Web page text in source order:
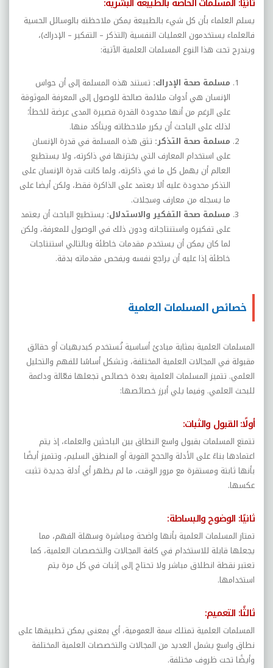
يسلم العلماء بأن كل شيء بالطبيعة يمكن ملاحظته بالوسائل الحسية
فالعلماء يستخدمون العمليات النفسية (التذكر – التفكير – الإدراك)،
ويندرج تحت هذا النوع المسلمات العلمية الآتية:
مسلمة صحة الإدراك: تستند هذه المسلمة إلى أن حواس
الإنسان هي أدوات ملائمة صالحة للوصول إلى المعرفة الموثوقة
على الرغم من أنها محدودة القدرة قصيرة المدى عرضة للخطأ؛
لذلك على الباحث أن يكرر ملاحظاته ويتأكد منها.
مسلمة صحة التذكر: تثق هذه المسلمة في قدرة الإنسان
على استخدام المعارف التي يختزنها في ذاكرته، ولا يستطيع
العالم أن يهمل كل ما في ذاكرته، ولما كانت قدرة الإنسان على
التذكر محدودة عليه ألا يعتمد على الذاكرة فقط، ولكن أيضا على
ما يسجله من معارف وسجلات.
مسلمة صحة التفكير والاستدلال: يستطيع الباحث أن يعتمد
على تفكيره واستنتاجاته ودون ذلك في الوصول للمعرفة، ولكن
لما كان يمكن أن يستخدم مقدمات خاطئة وبالتالي استنتاجات
خاطئة إذا عليه أن يراجع نفسه ويفحص مقدماته بدقة.
خصائص المسلمات العلمية
المسلمات العلمية بمثابة مبادئ أساسية تُستخدم كبديهيات أو حقائق
مقبولة في المجالات العلمية المختلفة، وتشكل أساسًا للفهم والتحليل
العلمي. تتميز المسلمات العلمية بعدة خصائص تجعلها فعّالة وداعمة
للبحث العلمي. وفيما يلي أبرز خصائصها:
أولًا: القبول والثبات:
تتمتع المسلمات بقبول واسع النطاق بين الباحثين والعلماء، إذ يتم
اعتمادها بناءً على الأدلة والحجج القوية أو المنطق السليم، وتتميز أيضًا
بأنها ثابتة ومستقرة مع مرور الوقت، ما لم يظهر أي أدلة جديدة تثبت
عكسها.
ثانيًا: الوضوح والبساطة:
تمتاز المسلمات العلمية بأنها واضحة ومباشرة وسهلة الفهم، مما
يجعلها قابلة للاستخدام في كافة المجالات والتخصصات العلمية، كما
تعتبر نقطة انطلاق مباشر ولا تحتاج إلى إثبات في كل مرة يتم
استخدامها.
ثالثًا: التعميم:
المسلمات العلمية تمتلك سمة العمومية، أي بمعنى يمكن تطبيقها على
نطاق واسع يشمل العديد من المجالات والتخصصات العلمية المختلفة
وأيضًا تحت ظروف مختلفة.